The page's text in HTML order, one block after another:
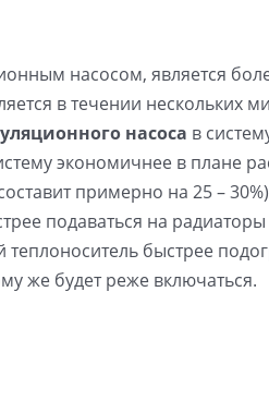
насосом, является
в течении нескольких
насоса в
экономичнее в плане
примерно на 25 –
подаваться на
быстрее
же будет реже включаться.